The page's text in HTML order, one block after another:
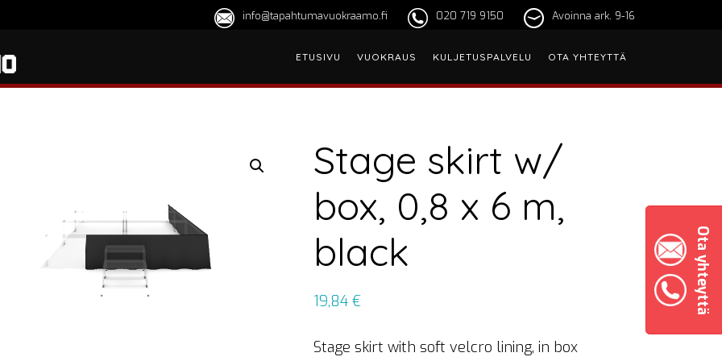
Ota yhteyttä
Avoinna ark. 9-16
020 719 9150
info@tapahtumavuokraamo.fi
ETUSIVU VUOKRAUS KULJETUSPALVELU OTA YHTEYTTÄ
Stage skirt w/
box, 0,8 x 6 m,
black
19,84 €
Stage skirt with soft velcro lining, in box